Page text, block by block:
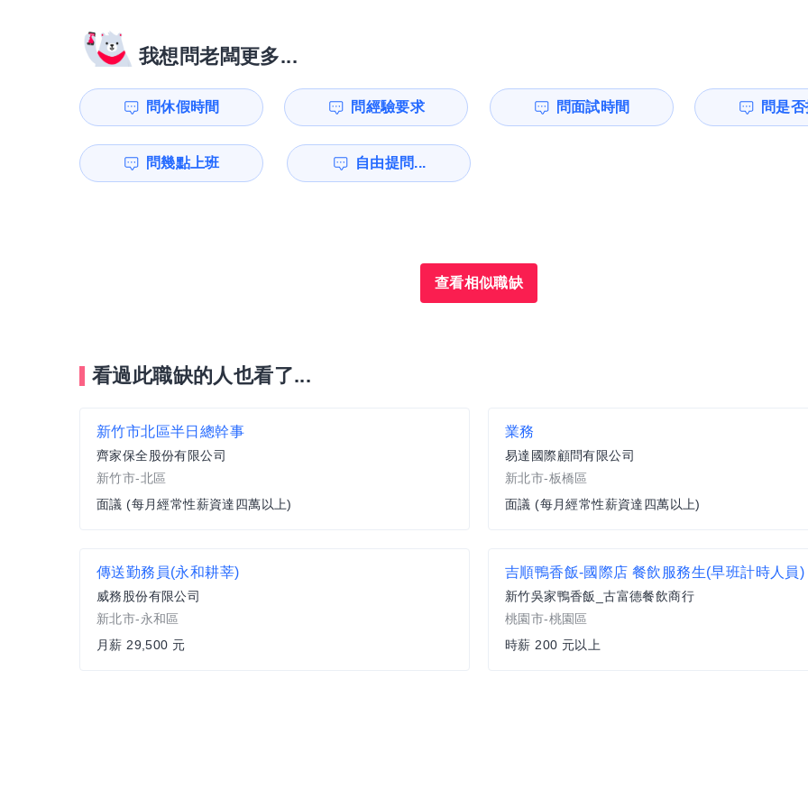
我想問老闆更多...
問休假時間 問經驗要求 問面試時間 問是
問幾點上班 自由提問...
查看相似職缺
看過此職缺的人也看了...
新竹市北區半日總幹事
齊家保全股份有限公司
新竹市-北區
面議 (每月經常性薪資達四萬以上)
業務
易達國際顧問有限公司
新北市-板橋區
面議 (每月經常性薪資達四萬以上)
傳送勤務員(永和耕莘)
威務股份有限公司
新北市-永和區
月薪 29,500 元
吉順鴨香飯-國際店 餐飲服務生(早班計時人員)
新竹吳家鴨香飯_古富德餐飲商行
桃園市-桃園區
時薪 200 元以上